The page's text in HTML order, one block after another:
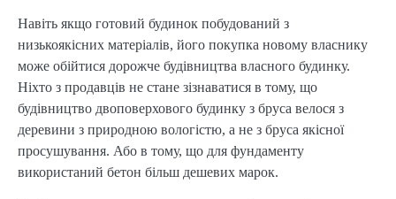
Навіть якщо готовий будинок побудований з
низькоякісних матеріалів, його покупка новому власнику
може обійтися дорожче будівництва власного будинку.
Ніхто з продавців не стане зізнаватися в тому, що
будівництво двоповерхового будинку з бруса велося з
деревини з природною вологістю, а не з бруса якісної
просушування. Або в тому, що для фундаменту
використаний бетон більш дешевих марок.